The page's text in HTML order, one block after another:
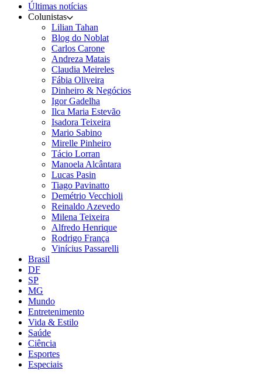
Últimas notícias
Colunistas
Lilian Tahan
Blog do Noblat
Carlos Carone
Andreza Matais
Claudia Meireles
Fábia Oliveira
Dinheiro & Negócios
Igor Gadelha
Ilca Maria Estevão
Isadora Teixeira
Mario Sabino
Mirelle Pinheiro
Tácio Lorran
Manoela Alcântara
Lucas Pasin
Tiago Pavinatto
Demétrio Vecchioli
Reinaldo Azevedo
Milena Teixeira
Alfredo Henrique
Rodrigo França
Vinícius Passarelli
Brasil
DF
SP
MG
Mundo
Entretenimento
Vida & Estilo
Saúde
Ciência
Esportes
Especiais